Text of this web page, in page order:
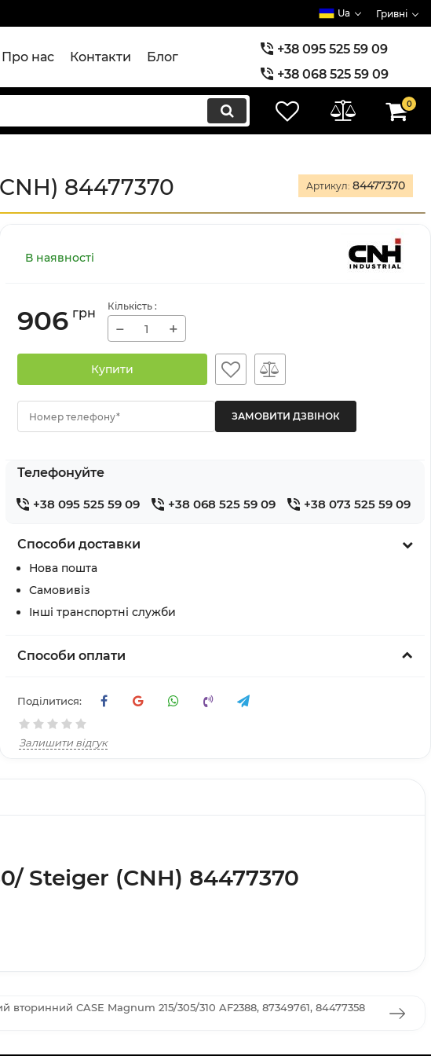
Ua Гривні
Про нас Контакти Блог
+38 095 525 59 09
+38 068 525 59 09
+38 073 525 59 09
0
84477370 Артикул: 84477370
В наявності
906 грн Кількість :
− +
Купити
Номер телефону*
Телефонуйте
+38 095 525 59 09 +38 068 525 59 09 +38 073 525 59 09
Способи доставки
Нова пошта
Самовивіз
Інші транспортні служби
Способи оплати
Поділитися:
Залишити відгук
Steiger (CNH) 84477370
вторинний CASE Magnum 215/305/310 AF2388, 87349761, 84477358